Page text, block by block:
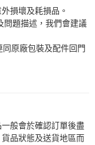
損壞及耗損品。
問題描述，我們會建議
原廠包裝及配件回門
般會於確認訂單後盡
品狀態及送貨地區而